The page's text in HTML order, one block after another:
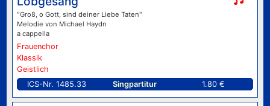
"Groß, o Gott, sind deiner Liebe Taten"
Melodie von Michael Haydn
a cappella
Frauenchor
Klassik
Geistlich
ICS-Nr. 1485.33
Singpartitur 1.80 €